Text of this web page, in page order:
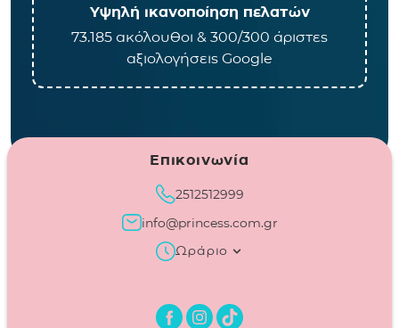
Υψηλή ικανοποίηση πελατών
73.185 ακόλουθοι & 300/300 άριστες
αξιολογήσεις Google
Επικοινωνία
2512512999
info@princess.com.gr
Ωράριο